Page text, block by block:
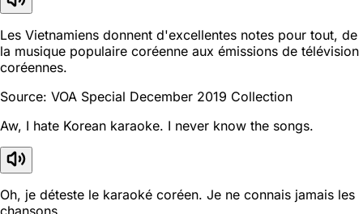
Les Vietnamiens donnent d'excellentes notes pour tout, de
la musique populaire coréenne aux émissions de télévision
coréennes.
Source: VOA Special December 2019 Collection
Aw, I hate Korean karaoke. I never know the songs.
Oh, je déteste le karaoké coréen. Je ne connais jamais les